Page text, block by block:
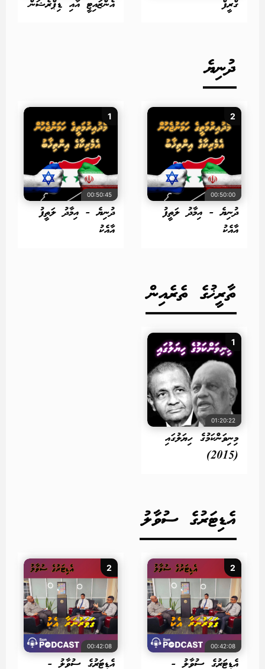
ގްރީފް އެންޒައިޓީ އާއި ޑިޕްރެޝަން
ދުނިޔެ
2
00:50:00
ދުނިޔެ - އިމާދު ލަތީފު
އާއެކު
1
00:50:45
ދުނިޔެ - އިމާދު ލަތީފު
އާއެކު
ތާރީޚުގެ ތެރެއިން
1
01:20:22
މިނިވަންކަމުގެ ހިޔަލުގައި
(2015)
އެޑިޓަރުގެ ސުވާލު
2
00:42:08
އެޑިޓަރުގެ ސުވާލު -
2
00:42:08
އެޑިޓަރުގެ ސުވާލު -